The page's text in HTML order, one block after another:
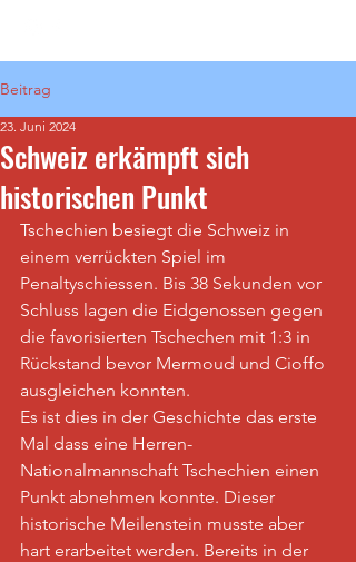
Beitrag
Schweiz erkämpft sich
historischen Punkt
23. Juni 2024
Tschechien besiegt die Schweiz in
einem verrückten Spiel im
Penaltyschiessen. Bis 38 Sekunden vor
Schluss lagen die Eidgenossen gegen
die favorisierten Tschechen mit 1:3 in
Rückstand bevor Mermoud und Cioffo
ausgleichen konnten.
Es ist dies in der Geschichte das erste
Mal dass eine Herren-
Nationalmannschaft Tschechien einen
Punkt abnehmen konnte. Dieser
historische Meilenstein musste aber
hart erarbeitet werden. Bereits in der